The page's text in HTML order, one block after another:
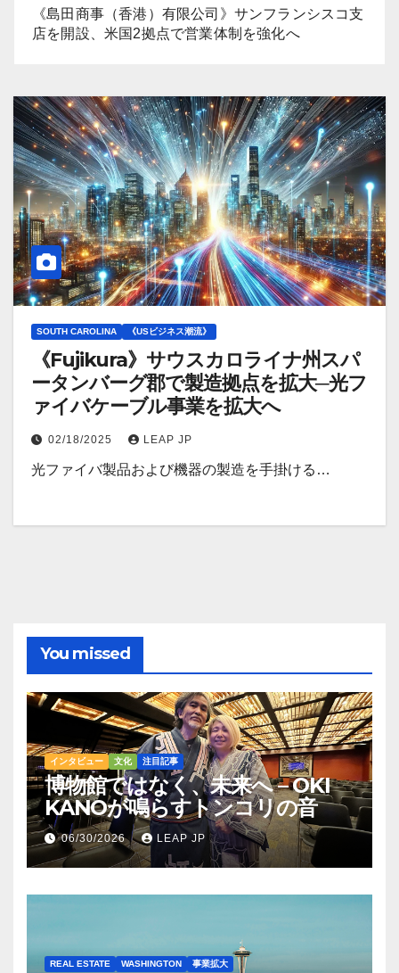
《島田商事（香港）有限公司》サンフランシスコ支
店を開設、米国2拠点で営業体制を強化へ
SOUTH CAROLINA 《USビジネス潮流》
《Fujikura》サウスカロライナ州スパ
ータンバーグ郡で製造拠点を拡大─光フ
ァイバケーブル事業を拡大へ
02/18/2025 LEAP JP
光ファイバ製品および機器の製造を手掛ける…
You missed
インタビュー 文化 注目記事
博物館ではなく、未来へ – OKI
KANOが鳴らすトンコリの音
06/30/2026 LEAP JP
REAL ESTATE WASHINGTON 事業拡大